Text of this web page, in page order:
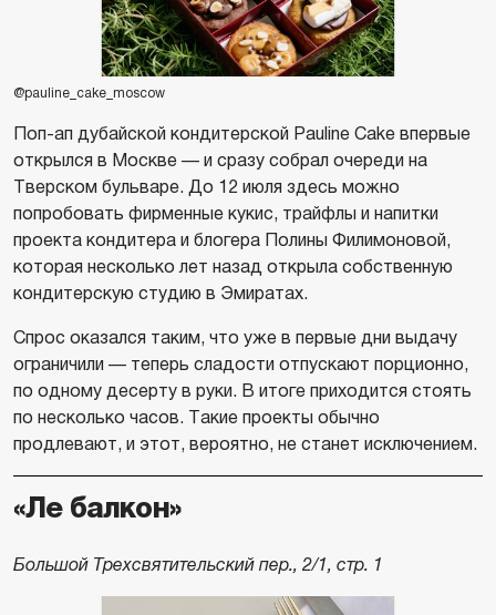
@pauline_cake_moscow
Поп-ап дубайской кондитерской Pauline Cake впервые
открылся в Москве — и сразу собрал очереди на
Тверском бульваре. До 12 июля здесь можно
попробовать фирменные кукис, трайфлы и напитки
проекта кондитера и блогера Полины Филимоновой,
которая несколько лет назад открыла собственную
кондитерскую студию в Эмиратах.
Спрос оказался таким, что уже в первые дни выдачу
ограничили — теперь сладости отпускают порционно,
по одному десерту в руки. В итоге приходится стоять
по несколько часов. Такие проекты обычно
продлевают, и этот, вероятно, не станет исключением.
«Ле балкон»
Большой Трехсвятительский пер., 2/1, стр. 1